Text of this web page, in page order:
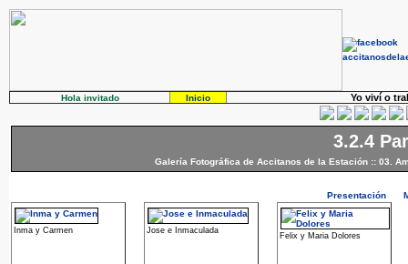
Hola invitado Inicio Yo viví o
3.2.4
Galería Fotográfica de Accitanos de la Estación:: 03.
Presentación
Inma y Carmen Jose e Inmaculada
Felix y Maria Dolores